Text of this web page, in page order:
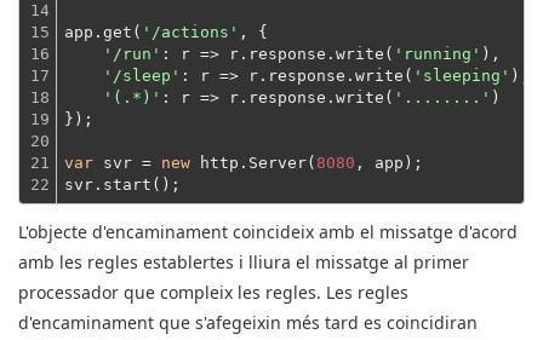
14
15
16
17
18
19
20
21
22
app.get( '/actions' , {
'/run' : r => r.response.write( 'running' ),
'/sleep' : r => r.response.write( 'sleeping' ),
'(.*)' : r => r.response.write( '........' )
});
var svr = new http.Server( 8080 , app);
svr.start();
L'objecte d'encaminament coincideix amb el missatge d'acord
amb les regles establertes i lliura el missatge al primer
processador que compleix les regles. Les regles
d'encaminament que s'afegeixin més tard es coincidiran